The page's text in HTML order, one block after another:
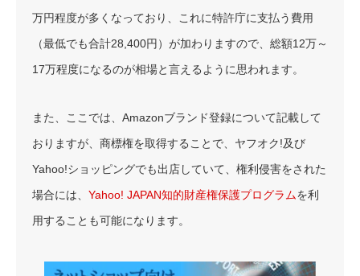
万円程度が多くなっており、これに特許庁に支払う費用
（最低でも合計28,400円）が加わりますので、総額12万～
17万程度になるのが相場と言えるように思われます。
また、ここでは、Amazonブランド登録について記載して
おりますが、商標権を取得することで、ヤフオク!及び
Yahoo!ショッピングでも出店していて、権利侵害をされた
場合には、 Yahoo! JAPAN知的財産権保護プログラムを利
用することも可能になります。